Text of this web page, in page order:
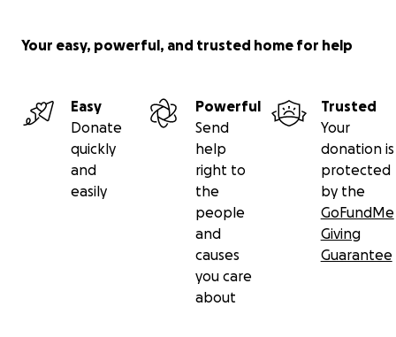
Your easy, powerful, and trusted home for help
Easy
Donate
quickly
and
easily
Powerful
Send
help
right to
the
people
and
causes
you care
about
Trusted
Your
donation is
protected
by the
GoFundMe
Giving
Guarantee